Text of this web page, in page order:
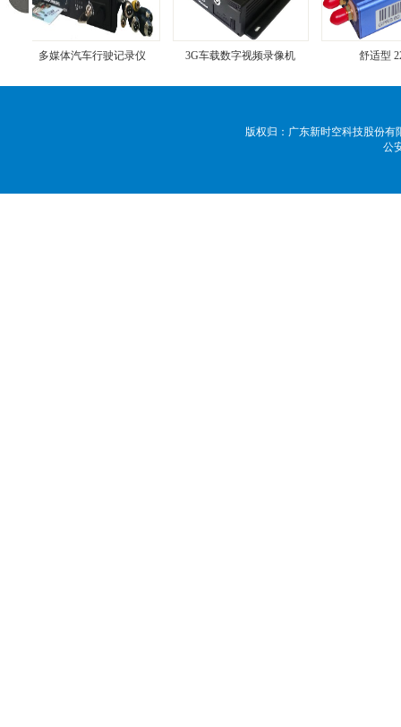
多媒体汽车行驶记录仪 3G车载数字视频录像机 舒适型
版权归：广东新时空科技股份
公